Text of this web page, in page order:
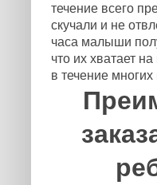
течение всего
скучали и не
часа малыши
что их хватает
в течение